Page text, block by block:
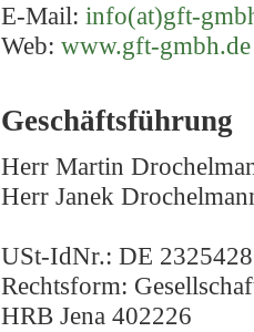
E-Mail: info(at)gft-
Web: www.gft-gmbh.de
Geschäftsführung
Herr Martin
Herr Janek
USt-IdNr.: DE
Rechtsform:
HRB Jena 402226